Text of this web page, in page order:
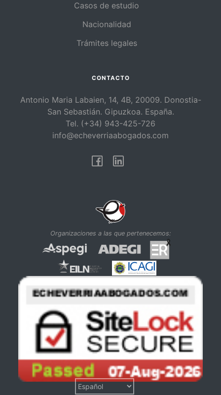
Casos de estudio
Nacionalidad
Trámites legales
CONTACTO
Antonio Maria Labaien, 14, 4B, 20009. Donostia-
San Sebastián. Gipuzkoa. España.
Tel. (+34) 943-425-726
info@echeverriaabogados.com
Facebook
Linkedin
Organizaciones a las que pertenecemos: